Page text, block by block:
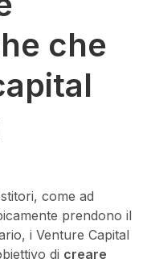
che
come ad
prendono il
i Venture Capital
di creare